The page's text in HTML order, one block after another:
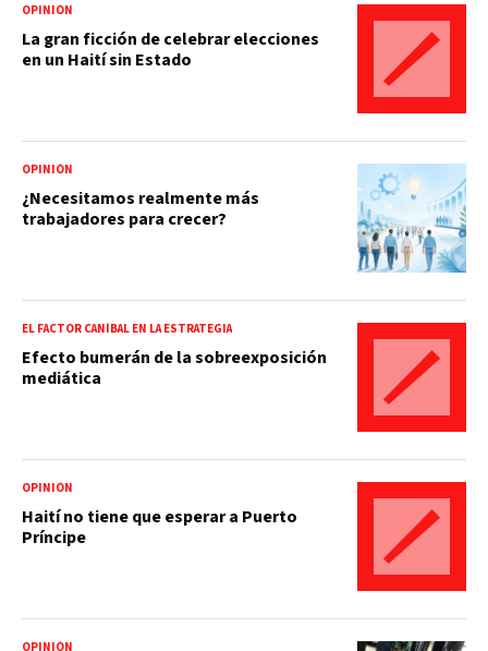
OPINIÓN
La gran ficción de celebrar elecciones
en un Haití sin Estado
OPINIÓN
¿Necesitamos realmente más
trabajadores para crecer?
EL FACTOR CANÍBAL EN LA ESTRATEGIA
Efecto bumerán de la sobreexposición
mediática
OPINIÓN
Haití no tiene que esperar a Puerto
Príncipe
OPINIÓN